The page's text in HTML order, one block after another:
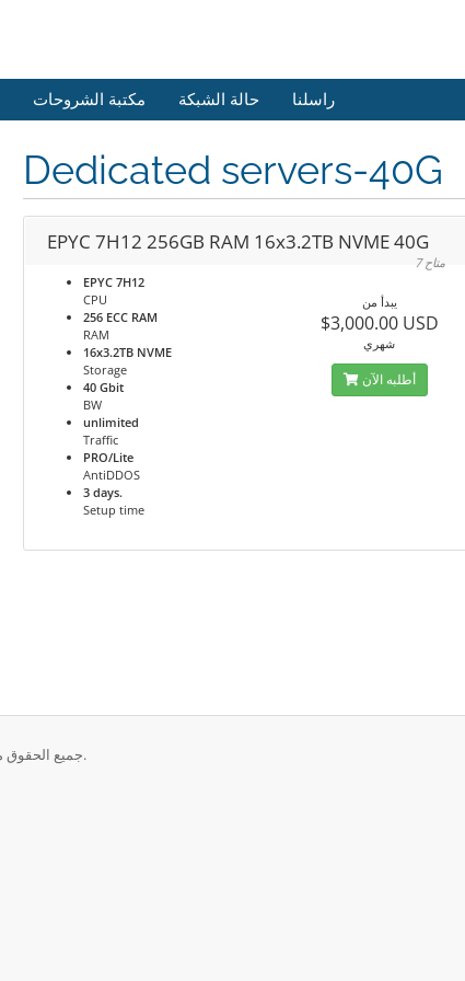
مكتبة الشروحات حالة الشبكة راسلنا
Dedicated servers-40G
EPYC 7H12 256GB RAM 16x3.2TB NVME 40G
7 متاح
EPYC 7H12
CPU
256 ECC RAM
RAM
16x3.2TB NVME
Storage
40 Gbit
BW
unlimited
Traffic
PRO/Lite
AntiDDOS
3 days.
Setup time
يبدأ من
$3,000.00 USD
شهري
أطلبه الآن
حقوق الطبع والنشر © 2026 Risetech inc. جميع الحقوق محفوظة.